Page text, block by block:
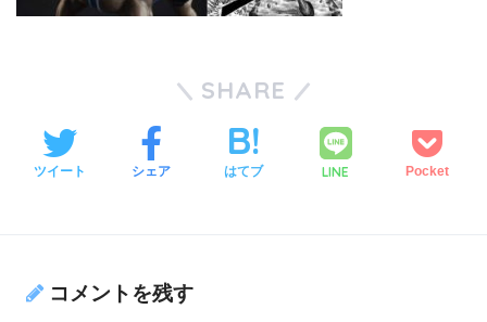
SHARE
ツイート シェア はてブ LINE Pocket
コメントを残す